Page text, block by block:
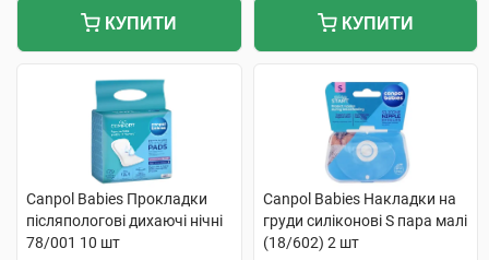
КУПИТИ КУПИТИ
Canpol Babies Прокладки
післяпологові дихаючі нічні
78/001 10 шт
Canpol Babies Накладки на
груди силіконові S пара малі
(18/602) 2 шт